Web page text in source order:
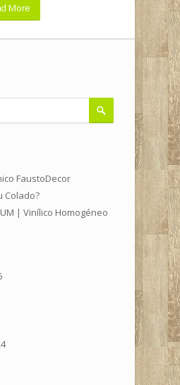
More
FaustoDecor
Colado?
| Vinílico Homogéneo